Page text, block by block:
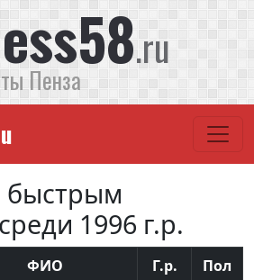
.ru
Пенза
быстрым
1996 г.р.
ФИО Г.р.
Пол